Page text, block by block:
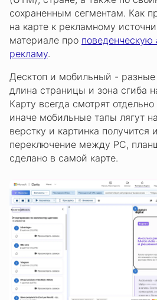
сохраненным сегментам. Как
на карте к рекламному
материале про поведенческую
рекламу.
Десктоп и мобильный - разные
длина страницы и зона сгиба
Карту всегда смотрят
иначе мобильные тапы лягут
верстку и картинка
переключение между PC,
сделано в самой карте.